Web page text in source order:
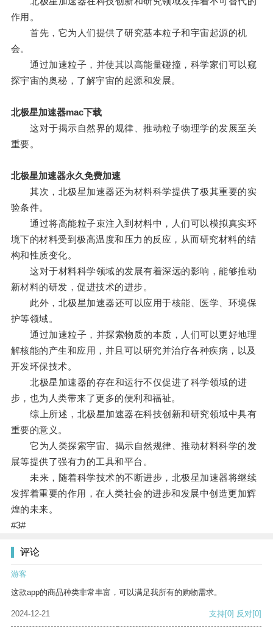
作用。
首先，它为人们提供了研究基本粒子和宇宙起源的机
会。
通过加速粒子，并使其以高能量碰撞，科学家们可以窥
探宇宙的奥秘，了解宇宙的起源和发展。
北极星加速器mac下载
这对于揭示自然界的规律、推动粒子物理学的发展至关
重要。
北极星加速器永久免费加速
其次，北极星加速器还为材料科学提供了极其重要的实
验条件。
通过将高能粒子束注入到材料中，人们可以模拟真实环
境下的材料受到极高温度和压力的反应，从而研究材料的结
构和性质变化。
这对于材料科学领域的发展有着深远的影响，能够推动
新材料的研发，促进技术的进步。
此外，北极星加速器还可以应用于核能、医学、环境保
护等领域。
通过加速粒子，并探索物质的本质，人们可以更好地理
解核能的产生和应用，并且可以研究并治疗各种疾病，以及
开发环保技术。
北极星加速器的存在和运行不仅促进了科学领域的进
步，也为人类带来了更多的便利和福祉。
综上所述，北极星加速器在科技创新和研究领域中具有
重要的意义。
它为人类探索宇宙、揭示自然规律、推动材料科学的发
展等提供了强有力的工具和平台。
未来，随着科学技术的不断进步，北极星加速器将继续
发挥着重要的作用，在人类社会的进步和发展中创造更加辉
煌的未来。
#3#
评论
游客
这款app的商品种类非常丰富，可以满足我所有的购物需求。
2024-12-21 支持[0] 反对[0]